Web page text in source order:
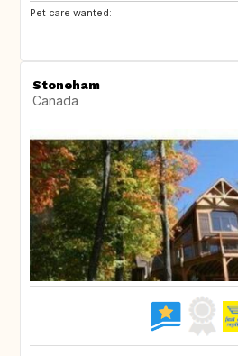
Pet care wanted:
Stoneham
Canada